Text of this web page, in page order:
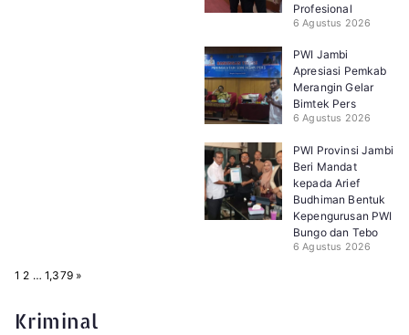
Profesional
6 Agustus 2026
PWI Jambi
Apresiasi Pemkab
Merangin Gelar
Bimtek Pers
6 Agustus 2026
PWI Provinsi Jambi
Beri Mandat
kepada Arief
Budhiman Bentuk
Kepengurusan PWI
Bungo dan Tebo
6 Agustus 2026
P
:
1 2 … 1,379 N
»
Kriminal